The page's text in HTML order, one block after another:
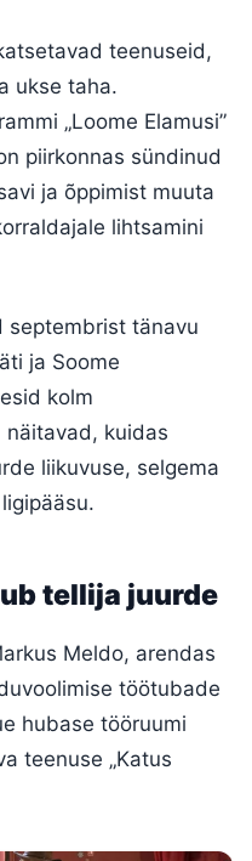
teenuseid,
ukse taha.
„Loome Elamusi”
piirkonnas sündinud
ja õppimist muuta
lihtsamini
septembrist tänavu
ja Soome
kolm
kuidas
liikuvuse, selgema
tellija juurde
Meldo, arendas
töötubade
hubase tööruumi
teenuse „Katus